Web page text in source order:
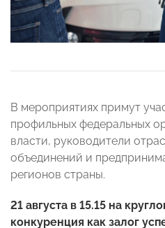
В мероприятиях примут
профильных федеральных
власти, руководители
объединений и
регионов страны.
21 августа в 15.15 на
конкуренция как залог